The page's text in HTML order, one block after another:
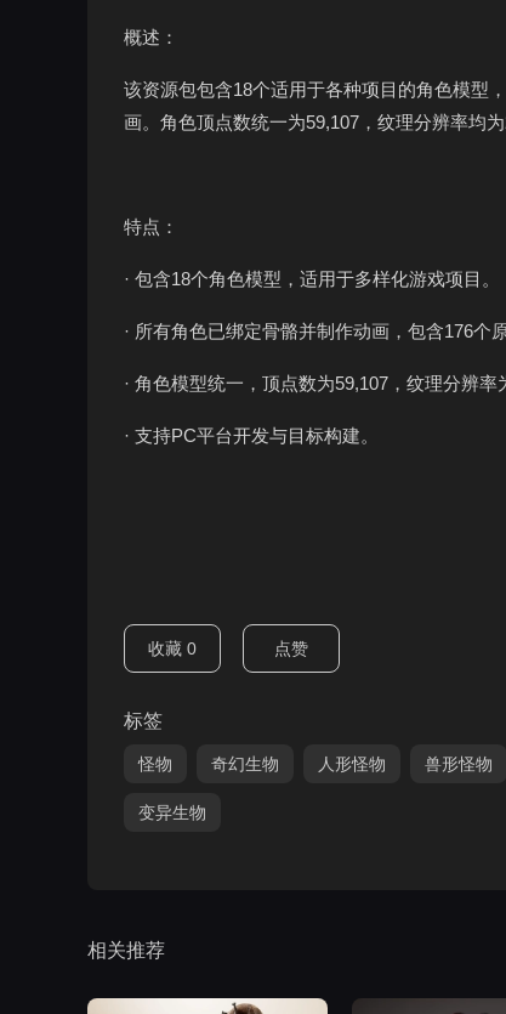
概述：
该资源包包含18个适用于各种项目的角色模型
画。角色顶点数统一为59,107，纹理分辨率均
特点：
· 包含18个角色模型，适用于多样化游戏项目。
· 所有角色已绑定骨骼并制作动画，包含176个
· 角色模型统一，顶点数为59,107，纹理分辨率
· 支持PC平台开发与目标构建。
收藏 0 点赞
标签
怪物 奇幻生物 人形怪物 兽形怪物
变异生物
相关推荐